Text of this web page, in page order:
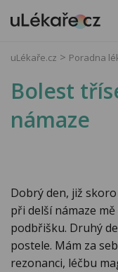
uLékaře.cz Poradna
Bolest
námaze
Dobrý den, již
při delší námaze
podbřišku. Druhý
postele. Mám za
rezonanci, léčbu